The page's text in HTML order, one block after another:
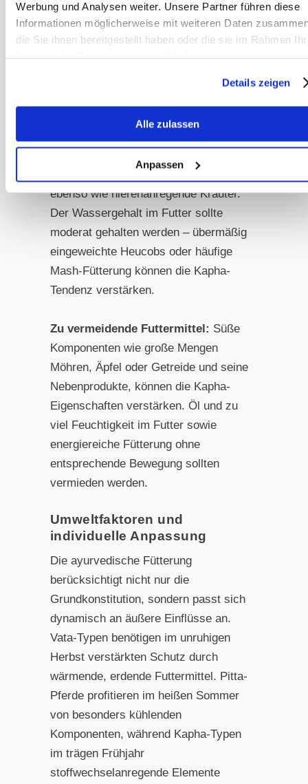
Werbung und Analysen weiter. Unsere Partner führen diese
Informationen möglicherweise mit weiteren Daten
die Sie ihnen bereitgestellt haben oder die sie im Rahmen
Details zeigen
Alle zulassen
Anpassen
werden, um die natürliche Schwere
des Kapha-Doshas auszugleichen.
Ingwer, Thymian und Kurkuma regen
und fördern die Entschlackung,
ebenso wie nierenanregende Kräuter.
Der Wassergehalt im Futter sollte
moderat gehalten werden – übermäßig
eingeweichte Heucobs oder häufige
Mash-Fütterung können die Kapha-
Tendenz verstärken.
Zu vermeidende Futtermittel: Süße
Komponenten wie große Mengen
Möhren, Äpfel oder Getreide und seine
Nebenprodukte, können die Kapha-
Eigenschaften verstärken. Öl und zu
viel Feuchtigkeit im Futter sowie
energiereiche Fütterung ohne
entsprechende Bewegung sollten
vermieden werden.
Umweltfaktoren und
individuelle Anpassung
Die ayurvedische Fütterung
berücksichtigt nicht nur die
Grundkonstitution, sondern passt sich
dynamisch an äußere Einflüsse an.
Vata-Typen benötigen im unruhigen
Herbst verstärkten Schutz durch
wärmende, erdende Futtermittel. Pitta-
Pferde profitieren im heißen Sommer
von besonders kühlenden
Komponenten, während Kapha-Typen
im trägen Frühjahr
stoffwechselanregende Elemente